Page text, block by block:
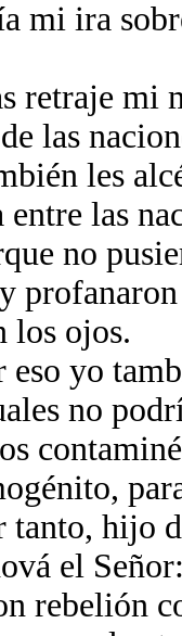
mi ira
retraje mi
las
les
entre las
no
los ojos.
eso yo
no
tanto, hijo
el
rebelión